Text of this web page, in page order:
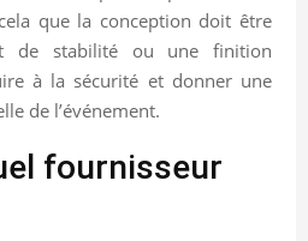
que la conception doit être
de stabilité ou une finition
à la sécurité et donner une
de l’événement.
fournisseur